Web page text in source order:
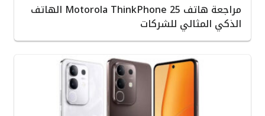
مراجعة هاتف Motorola ThinkPhone 25 الهاتف
الذكي المثالي للشركات